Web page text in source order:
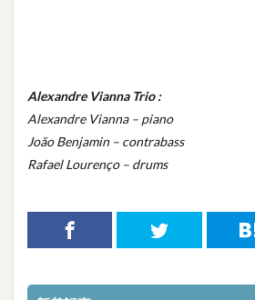
Alexandre Vianna Trio :
Alexandre Vianna – piano
João Benjamin – contrabass
Rafael Lourenço – drums